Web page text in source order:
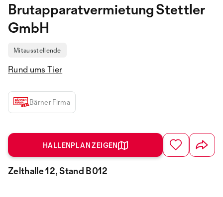
Brutapparatvermietung Stettler
GmbH
Mitausstellende
Rund ums Tier
Bärner Firma
HALLENPLAN ZEIGEN
Zelthalle 12, Stand B012